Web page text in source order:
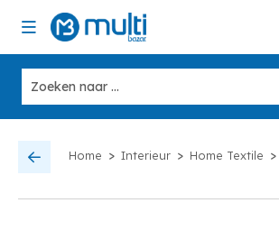
Home > Interieur > Home Textile >